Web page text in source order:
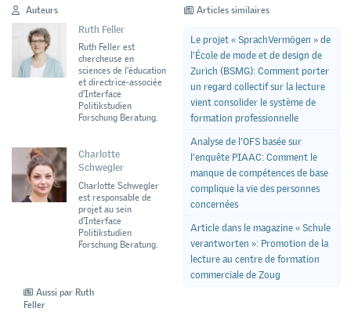
Auteurs
Ruth Feller
Ruth Feller est
chercheuse en
sciences de l’éducation
et directrice-associée
d’Interface
Politikstudien
Forschung Beratung.
Charlotte
Schwegler
Charlotte Schwegler
est responsable de
projet au sein
d’Interface
Politikstudien
Forschung Beratung.
Aussi par Ruth
Feller
Articles similaires
Le projet « SprachVermögen » de
l’École de mode et de design de
Zurich (BSMG): Comment porter
un regard collectif sur la lecture
vient consolider le système de
formation professionnelle
Analyse de l'OFS basée sur
l'enquête PIAAC: Comment le
manque de compétences de base
complique la vie des personnes
concernées
Article dans le magazine « Schule
verantworten »: Promotion de la
lecture au centre de formation
commerciale de Zoug